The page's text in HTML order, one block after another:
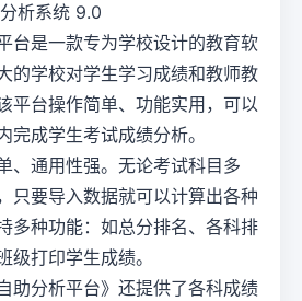
析系统 9.0
台是一款专为学校设计的教育软
的学校对学生学习成绩和教师教
平台操作简单、功能实用，可以
完成学生考试成绩分析。
、通用性强。无论考试科目多
只要导入数据就可以计算出各种
多种功能：如总分排名、各科排
级打印学生成绩。
助分析平台》还提供了各科成绩